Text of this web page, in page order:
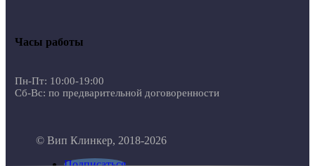
Часы работы
Пн-Пт: 10:00-19:00
Сб-Вс: по предварительной договоренности
© Вип Клинкер, 2018-2026